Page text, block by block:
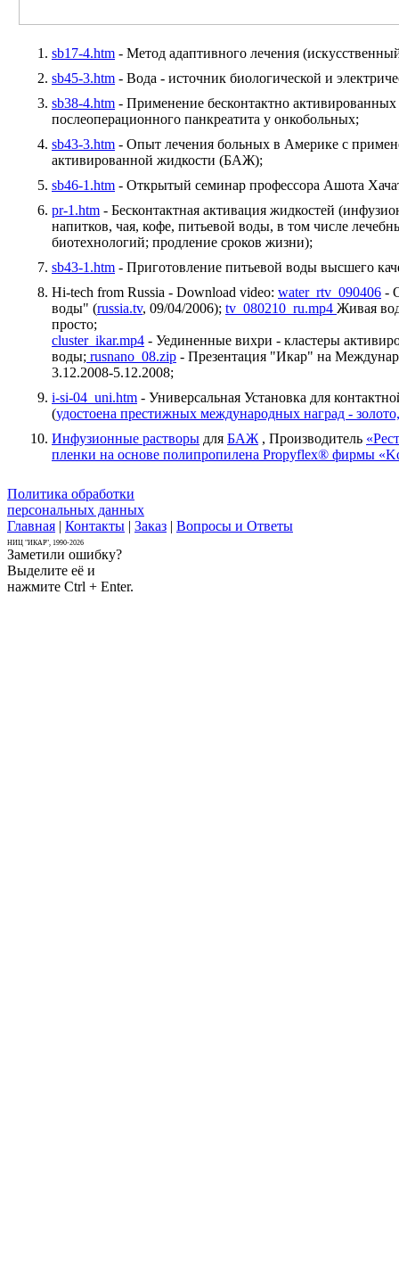
sb17-4.htm - Метод адаптивного лечения
sb45-3.htm - Вода - источник биологической и
sb38-4.htm - Применение бесконтактно
послеоперационного панкреатита у онкобольных;
sb43-3.htm - Опыт лечения больных в Америке с
активированной жидкости (БАЖ);
sb46-1.htm - Открытый семинар профессора Ашота
pr-1.htm - Бесконтактная активация жидкостей
напитков, чая, кофе, питьевой воды, в том числе
биотехнологий; продление сроков жизни);
sb43-1.htm - Приготовление питьевой воды высшего
Hi-tech from Russia - Download video: water_rtv_090406 -
воды" (russia.tv, 09/04/2006); tv_080210_ru.mp4 Живая
просто;
cluster_ikar.mp4 - Уединенные вихри - кластеры
воды; rusnano_08.zip - Презентация "Икар" на
3.12.2008-5.12.2008;
i-si-04_uni.htm - Универсальная Установка для
(удостоена престижных международных наград -
Инфузионные растворы для БАЖ , Производитель
пленки на основе полипропилена Propyflex® фирмы
Политика обработки
персональных данных
Главная | Контакты | Заказ | Вопросы и Ответы
НИЦ "ИКАР", 1990-2026
Заметили ошибку?
Выделите её и
нажмите Ctrl + Enter.